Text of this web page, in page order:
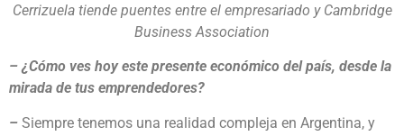
Cerrizuela tiende puentes entre el empresariado y Cambridge
Business Association
–¿Cómo ves hoy este presente económico del país, desde la
mirada de tus emprendedores?
– Siempre tenemos una realidad compleja en Argentina, y